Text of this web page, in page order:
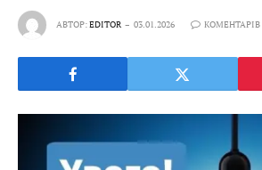
АВТОР:EDITOR 03.01.2026